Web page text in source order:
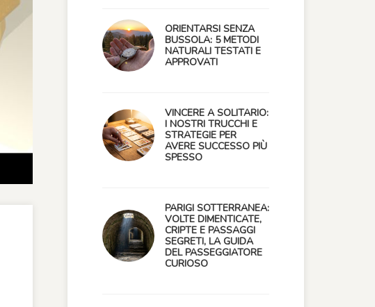
ORIENTARSI SENZA
BUSSOLA: 5 METODI
NATURALI TESTATI E
APPROVATI
VINCERE A SOLITARIO:
I NOSTRI TRUCCHI E
STRATEGIE PER
AVERE SUCCESSO PIÙ
SPESSO
PARIGI SOTTERRANEA:
VOLTE DIMENTICATE,
CRIPTE E PASSAGGI
SEGRETI, LA GUIDA
DEL PASSEGGIATORE
CURIOSO